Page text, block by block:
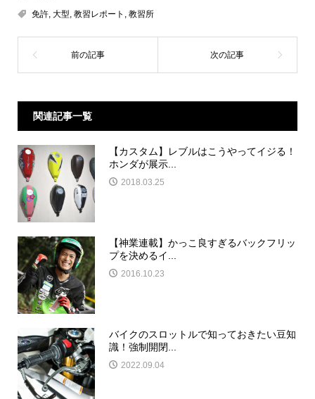
免許, 大型, 教習レポート , 教習所
関連記事一覧
【カスタム】レブルはこうやってイジる！
ホンダが展示...
2018.03.25
【神業連載】かっこ良すぎるバックフリッ
プを決めるイ...
2016.10.23
バイクのスロットルで知っておきたい豆知
識！強制開閉...
2022.09.04